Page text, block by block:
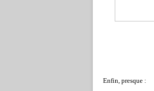
Enfin, presque :